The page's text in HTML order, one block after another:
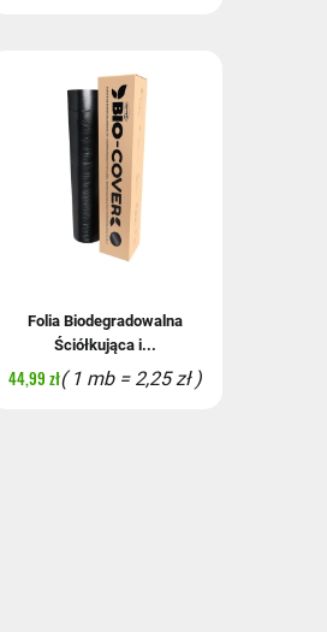
Folia Biodegradowalna
Ściółkująca i...
44,99 zł( 1 mb = 2,25 zł )